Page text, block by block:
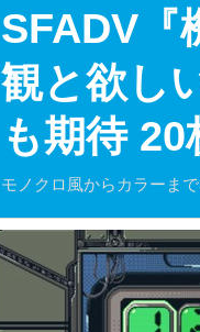
SFADV『
観と欲し
も期待
モノクロ風からカラーま